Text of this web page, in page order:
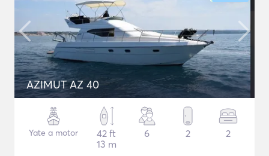
AZIMUT AZ 40
Yate a motor
42 ft
13 m
6 2 2